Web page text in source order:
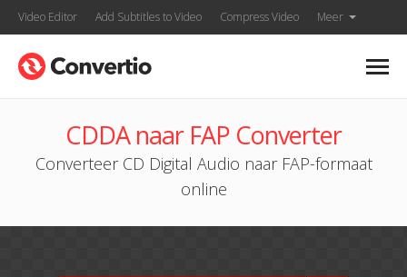
Video Editor Add Subtitles to Video Compress Video Meer
CDDA naar FAP Converter
Converteer CD Digital Audio naar FAP-formaat
online